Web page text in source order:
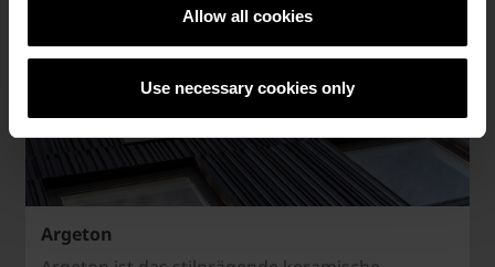
Allow all cookies
Use necessary cookies only
Argeton